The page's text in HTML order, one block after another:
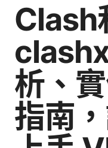
Clash
析、
指南